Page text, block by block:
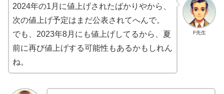
F先生
2024年の1月に値上げされたばかりやから、
次の値上げ予定はまだ公表されてへんで。
でも、2023年8月にも値上げしてるから、夏
前に再び値上げする可能性もあるかもしれん
ね。